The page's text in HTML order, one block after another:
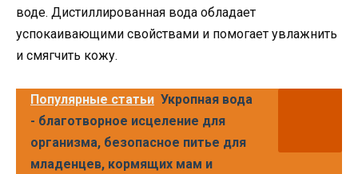
воде. Дистиллированная вода обладает
успокаивающими свойствами и помогает увлажнить
и смягчить кожу.
Популярные статьи Укропная вода
- благотворное исцеление для
организма, безопасное питье для
младенцев, кормящих мам и